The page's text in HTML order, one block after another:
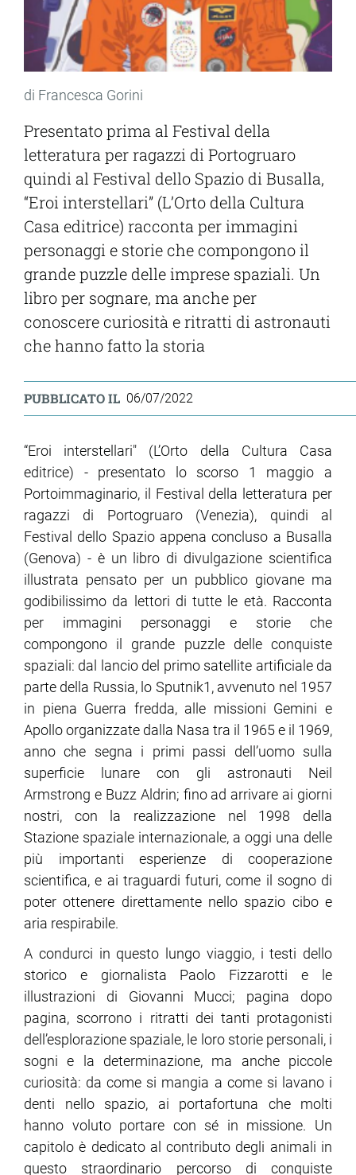
di Francesca Gorini
Presentato prima al Festival della
letteratura per ragazzi di Portogruaro
quindi al Festival dello Spazio di Busalla,
“Eroi interstellari” (L’Orto della Cultura
Casa editrice) racconta per immagini
personaggi e storie che compongono il
grande puzzle delle imprese spaziali. Un
libro per sognare, ma anche per
conoscere curiosità e ritratti di astronauti
che hanno fatto la storia
PUBBLICATO IL 06/07/2022
“Eroi interstellari" (L’Orto della Cultura Casa
editrice) - presentato lo scorso 1 maggio a
Portoimmaginario, il Festival della letteratura per
ragazzi di Portogruaro (Venezia), quindi al
Festival dello Spazio appena concluso a Busalla
(Genova) - è un libro di divulgazione scientifica
illustrata pensato per un pubblico giovane ma
godibilissimo da lettori di tutte le età. Racconta
per immagini personaggi e storie che
compongono il grande puzzle delle conquiste
spaziali: dal lancio del primo satellite artificiale da
parte della Russia, lo Sputnik1, avvenuto nel 1957
in piena Guerra fredda, alle missioni Gemini e
Apollo organizzate dalla Nasa tra il 1965 e il 1969,
anno che segna i primi passi dell’uomo sulla
superficie lunare con gli astronauti Neil
Armstrong e Buzz Aldrin; fino ad arrivare ai giorni
nostri, con la realizzazione nel 1998 della
Stazione spaziale internazionale, a oggi una delle
più importanti esperienze di cooperazione
scientifica, e ai traguardi futuri, come il sogno di
poter ottenere direttamente nello spazio cibo e
aria respirabile.
A condurci in questo lungo viaggio, i testi dello
storico e giornalista Paolo Fizzarotti e le
illustrazioni di Giovanni Mucci; pagina dopo
pagina, scorrono i ritratti dei tanti protagonisti
dell’esplorazione spaziale, le loro storie personali, i
sogni e la determinazione, ma anche piccole
curiosità: da come si mangia a come si lavano i
denti nello spazio, ai portafortuna che molti
hanno voluto portare con sé in missione. Un
capitolo è dedicato al contributo degli animali in
questo straordinario percorso di conquiste